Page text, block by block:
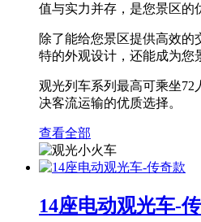
值与实力并存，是您景区的
除了能给您景区提供高效的
特的外观设计，还能成为您
观光列车系列最高可乘坐
决客流运输的优质选择。
查看全部
14座电动观光车-